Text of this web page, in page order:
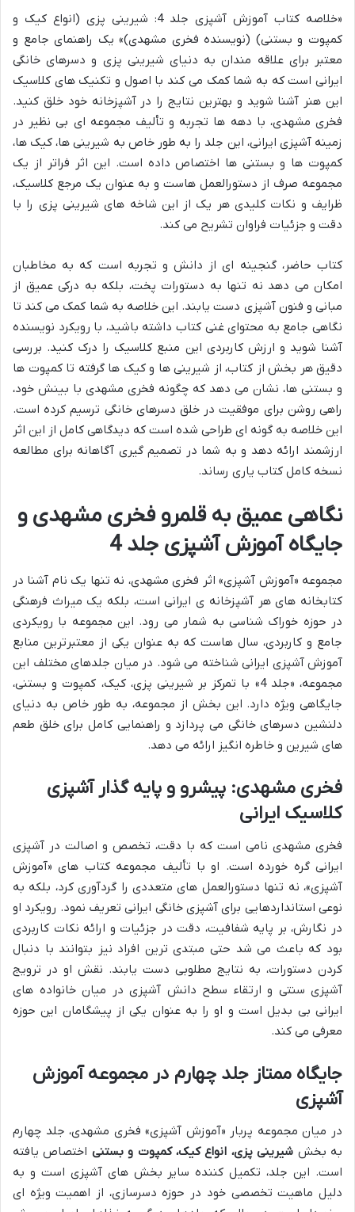
«خلاصه کتاب آموزش آشپزی جلد 4: شیرینی پزی (انواع کیک و
کمپوت و بستنی) (نویسنده فخری مشهدی)» یک راهنمای جامع و
معتبر برای علاقه مندان به دنیای شیرینی پزی و دسرهای خانگی
ایرانی است که به شما کمک می کند با اصول و تکنیک های کلاسیک
این هنر آشنا شوید و بهترین نتایج را در آشپزخانه خود خلق کنید.
فخری مشهدی، با دهه ها تجربه و تألیف مجموعه ای بی نظیر در
زمینه آشپزی ایرانی، این جلد را به طور خاص به شیرینی ها، کیک ها،
کمپوت ها و بستنی ها اختصاص داده است. این اثر فراتر از یک
مجموعه صرف از دستورالعمل هاست و به عنوان یک مرجع کلاسیک،
ظرایف و نکات کلیدی هر یک از این شاخه های شیرینی پزی را با
دقت و جزئیات فراوان تشریح می کند.
کتاب حاضر، گنجینه ای از دانش و تجربه است که به مخاطبان
امکان می دهد نه تنها به دستورات پخت، بلکه به درکی عمیق از
مبانی و فنون آشپزی دست یابند. این خلاصه به شما کمک می کند تا
نگاهی جامع به محتوای غنی کتاب داشته باشید، با رویکرد نویسنده
آشنا شوید و ارزش کاربردی این منبع کلاسیک را درک کنید. بررسی
دقیق هر بخش از کتاب، از شیرینی ها و کیک ها گرفته تا کمپوت ها
و بستنی ها، نشان می دهد که چگونه فخری مشهدی با بینش خود،
راهی روشن برای موفقیت در خلق دسرهای خانگی ترسیم کرده است.
این خلاصه به گونه ای طراحی شده است که دیدگاهی کامل از این اثر
ارزشمند ارائه دهد و به شما در تصمیم گیری آگاهانه برای مطالعه
نسخه کامل کتاب یاری رساند.
نگاهی عمیق به قلمرو فخری مشهدی و
جایگاه آموزش آشپزی جلد 4
مجموعه «آموزش آشپزی» اثر فخری مشهدی، نه تنها یک نام آشنا در
کتابخانه های هر آشپزخانه ی ایرانی است، بلکه یک میراث فرهنگی
در حوزه خوراک شناسی به شمار می رود. این مجموعه با رویکردی
جامع و کاربردی، سال هاست که به عنوان یکی از معتبرترین منابع
آموزش آشپزی ایرانی شناخته می شود. در میان جلدهای مختلف این
مجموعه، «جلد 4» با تمرکز بر شیرینی پزی، کیک، کمپوت و بستنی،
جایگاهی ویژه دارد. این بخش از مجموعه، به طور خاص به دنیای
دلنشین دسرهای خانگی می پردازد و راهنمایی کامل برای خلق طعم
های شیرین و خاطره انگیز ارائه می دهد.
فخری مشهدی: پیشرو و پایه گذار آشپزی
کلاسیک ایرانی
فخری مشهدی نامی است که با دقت، تخصص و اصالت در آشپزی
ایرانی گره خورده است. او با تألیف مجموعه کتاب های «آموزش
آشپزی»، نه تنها دستورالعمل های متعددی را گردآوری کرد، بلکه به
نوعی استانداردهایی برای آشپزی خانگی ایرانی تعریف نمود. رویکرد او
در نگارش، بر پایه شفافیت، دقت در جزئیات و ارائه نکات کاربردی
بود که باعث می شد حتی مبتدی ترین افراد نیز بتوانند با دنبال
کردن دستورات، به نتایج مطلوبی دست یابند. نقش او در ترویج
آشپزی سنتی و ارتقاء سطح دانش آشپزی در میان خانواده های
ایرانی بی بدیل است و او را به عنوان یکی از پیشگامان این حوزه
معرفی می کند.
جایگاه ممتاز جلد چهارم در مجموعه آموزش
آشپزی
در میان مجموعه پربار «آموزش آشپزی» فخری مشهدی، جلد چهارم
به بخش شیرینی پزی، انواع کیک، کمپوت و بستنی اختصاص یافته
است. این جلد، تکمیل کننده سایر بخش های آشپزی است و به
دلیل ماهیت تخصصی خود در حوزه دسرسازی، از اهمیت ویژه ای